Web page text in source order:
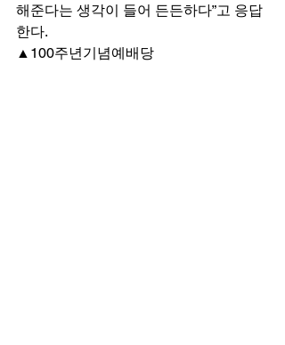
해준다는 생각이 들어 든든하다”고 응답
한다.
▲100주년기념예배당